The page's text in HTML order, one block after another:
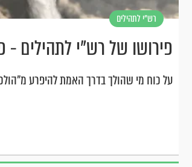
רש"י לתהילים
פירושו של רש"י לתהילים -
על כוח מי שהולך בדרך האמת להיפרע